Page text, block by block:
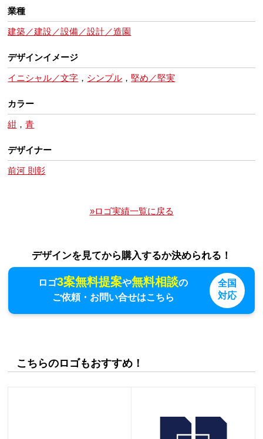
業種
建築／建設／設備／設計／造園
デザインイメージ
イニシャル／文字 ， シンプル ，堅め／堅実
カラー
紺 ，青
デザイナー
前河 則彰
»ロゴ実績一覧に戻る
デザインを見てから購入するか決められる！
ロゴ3案無料提案や無料相談の
ご依頼・お問い合せはこちら
全国
対応
こちらのロゴもおすすめ！